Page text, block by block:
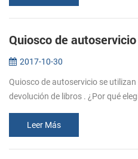
2017-10-30
Quiosco de autoservicio se
devolución de libros . ¿Por qué
Leer Más